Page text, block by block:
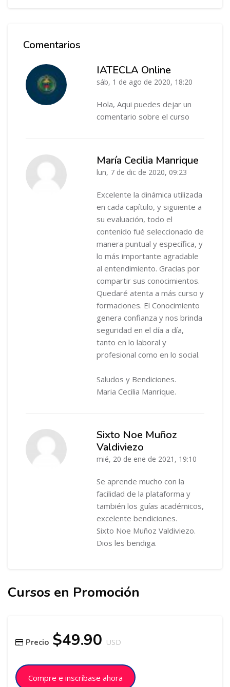
Salta Comentarios
Comentarios
IATECLA Online
sáb, 1 de ago de 2020, 18:20
Hola, Aqui puedes dejar un
comentario sobre el curso
María Cecilia Manrique
lun, 7 de dic de 2020, 09:23
Excelente la dinámica utilizada
en cada capítulo, y siguiente a
su evaluación, todo el
contenido fué seleccionado de
manera puntual y específica, y
lo más importante agradable
al entendimiento. Gracias por
compartir sus conocimientos.
Quedaré atenta a más curso y
formaciones. El Conocimiento
genera confianza y nos brinda
seguridad en el día a día,
tanto en lo laboral y
profesional como en lo social.
Saludos y Bendiciones.
Maria Cecilia Manrique.
Sixto Noe Muñoz
Valdiviezo
mié, 20 de ene de 2021, 19:10
Se aprende mucho con la
facilidad de la plataforma y
también los guías académicos,
excelente bendiciones.
Sixto Noe Muñoz Valdiviezo.
Dios les bendiga.
Salta [Cocoon] Related courses
Cursos en Promoción
Precio $49.90 USD
Compre e inscríbase ahora